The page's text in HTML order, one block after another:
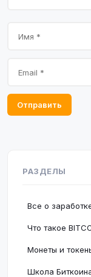
Отправить
РАЗДЕЛЫ
Все о
Что такое
Монеты и
Школа